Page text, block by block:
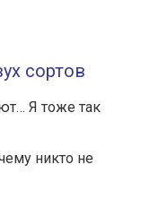
сортов
Я тоже так
никто не